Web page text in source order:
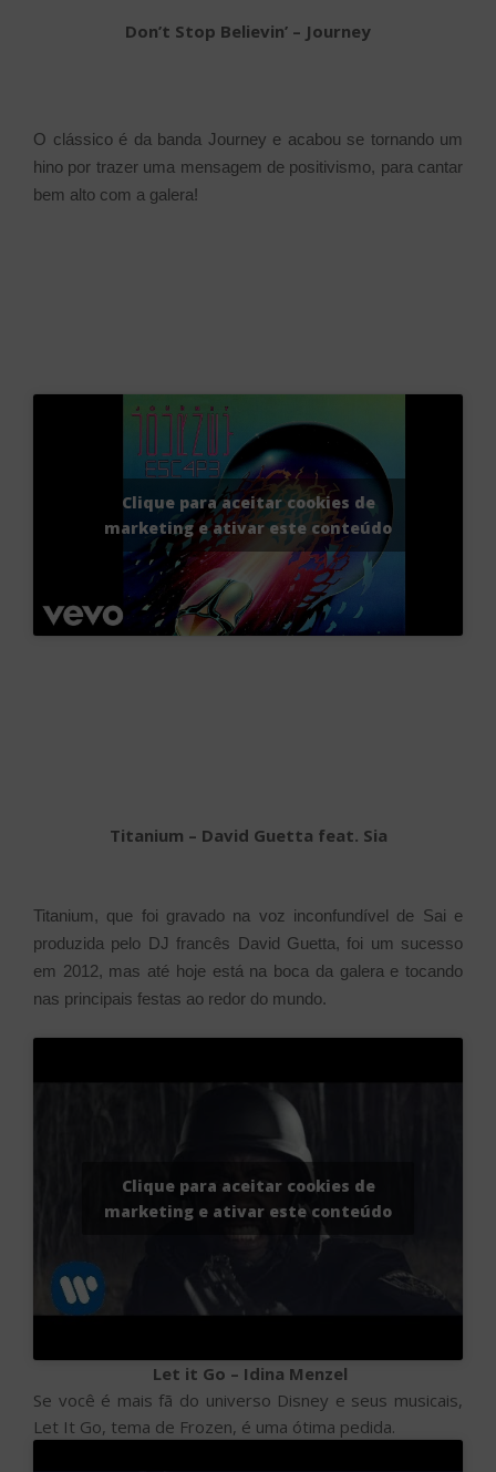
Don’t Stop Believin’ – Journey
O clássico é da banda Journey e acabou se tornando um
hino por trazer uma mensagem de positivismo, para cantar
bem alto com a galera!
Clique para aceitar cookies de
marketing e ativar este conteúdo
Titanium – David Guetta feat. Sia
Titanium, que foi gravado na voz inconfundível de Sai e
produzida pelo DJ francês David Guetta, foi um sucesso
em 2012, mas até hoje está na boca da galera e tocando
nas principais festas ao redor do mundo.
Clique para aceitar cookies de
marketing e ativar este conteúdo
Let it Go – Idina Menzel
Se você é mais fã do universo Disney e seus musicais,
Let It Go, tema de Frozen, é uma ótima pedida.